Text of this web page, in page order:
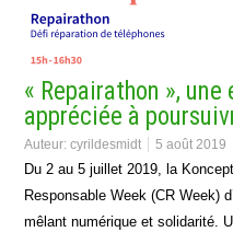
« Repairathon »,
appréciée à
Auteur:cyrildesmidt 5 août 2019
Du 2 au 5 juillet 2019, la
Responsable Week (CR Week)
mêlant numérique et solidarité.